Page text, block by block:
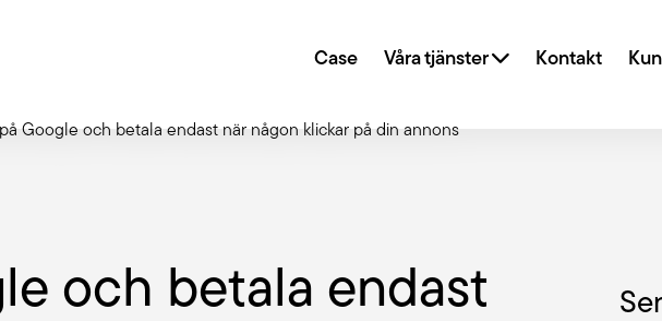
Case Våra tjänster
dig sätta en plan för din digitala närvaro och
att du når dina mål.
Genom kreativa designkoncept och
design lyfter vi ditt varumärke och
Kontakt
Google och betala endast när någon klickar på din annons
och betala endast